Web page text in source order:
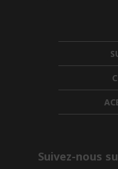
Suivez-nous